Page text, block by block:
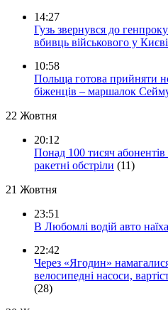
14:27
Гузь звернувся до
вбивць військового у Києві
10:58
Польща готова прийняти
біженців – маршалок
22 Жовтня
20:12
Понад 100 тисяч абонентів
ракетні обстріли (11)
21 Жовтня
23:51
В Любомлі водій авто
22:42
Через «Ягодин»
велосипедні насоси,
(28)